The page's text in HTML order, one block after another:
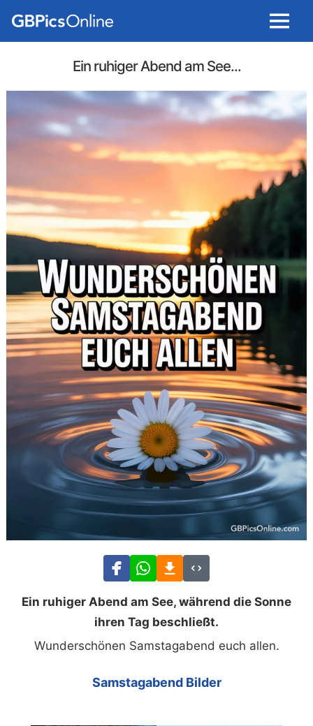
Menu
Ein ruhiger Abend am See...
Ein ruhiger Abend am See, während die Sonne
ihren Tag beschließt.
Wunderschönen Samstagabend euch allen.
Samstagabend Bilder